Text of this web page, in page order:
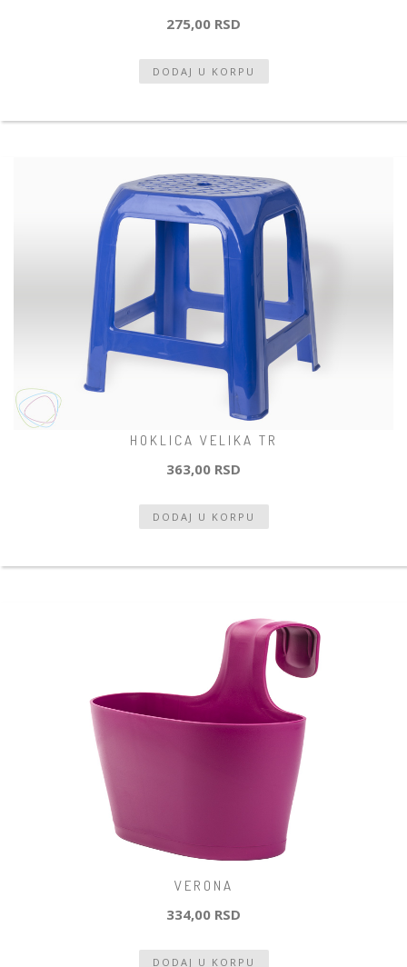
275,00 RSD
HOKLICA VELIKA TR
363,00 RSD
VERONA
334,00 RSD